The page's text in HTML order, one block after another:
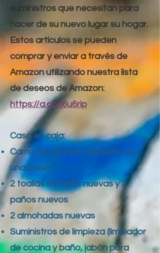
suministros que necesitan para
hacer de su nuevo lugar su hogar.
Estos artículos se pueden
comprar y enviar a través de
Amazon utilizando nuestra lista
de deseos de Amazon:
https://a.co/j6u6rip
Casa en caja:
Cama de tamaño completo en
una bolsa
2 toallas de baño nuevas y 2
paños nuevos
2 almohadas nuevas
Suministros de limpieza (limpiador
de cocina y baño, jabón para